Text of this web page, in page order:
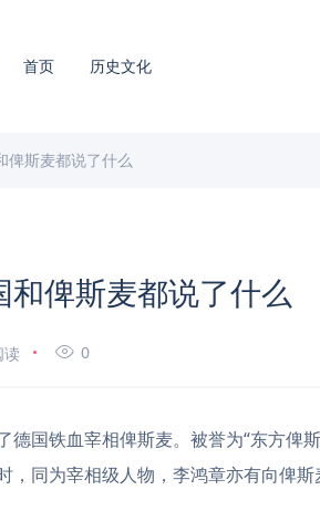
首页 历史文化
俾斯麦都说了什么
俾斯麦都说了什么
读 0
国铁血宰相俾斯麦。被誉为“东方俾
，同为宰相级人物，李鸿章亦有向俾